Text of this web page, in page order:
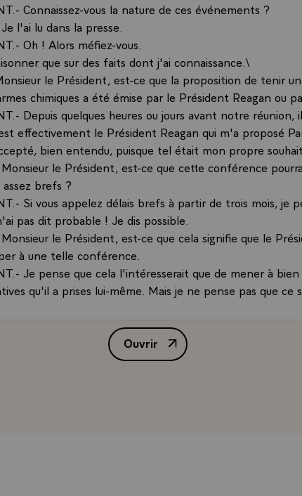
Connaissez-vous la nature de ces événements ?
l'ai lu dans la presse.
Oh ! Alors méfiez-vous.
que sur des faits dont j'ai connaissance.\
le Président, est-ce que la proposition de tenir
chimiques a été émise par le Président Reagan ou
Depuis quelques heures ou jours avant notre réunion,
effectivement le Président Reagan qui m'a proposé
bien entendu, puisque tel était mon propre souhait.
le Président, est-ce que cette conférence
assez brefs ?
Si vous appelez délais brefs à partir de trois mois, je
pas dit probable ! Je dis possible.
le Président, est-ce que cela signifie que le
à une telle conférence.
Je pense que cela l'intéresserait que de mener à
qu'il a prises lui-même. Mais je ne pense pas que ce
le Président, le nom du marquis de La Fayette a
les sénateurs américains dans la journée. A l'orée du
il apparaît qu'il a une cote formidable dans
dramatique pour parler des relations Nord-
Ouvrir
Conférence de presse de M.